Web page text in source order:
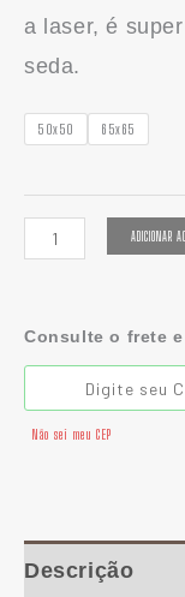
a laser, é
seda.
50x50 65x65
ADICIONAR
Consulte o frete
Não sei meu CEP
Descrição